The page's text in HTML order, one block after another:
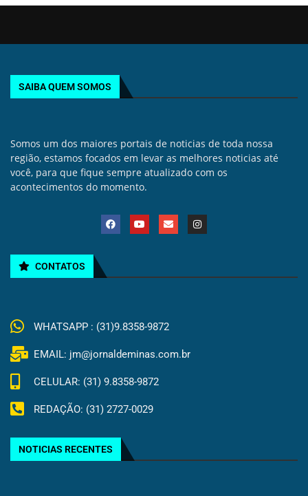
SAIBA QUEM SOMOS
Somos um dos maiores portais de noticias de toda nossa
região, estamos focados em levar as melhores noticias até
você, para que fique sempre atualizado com os
acontecimentos do momento.
CONTATOS
WHATSAPP : (31)9.8358-9872
EMAIL: jm@jornaldeminas.com.br
CELULAR: (31) 9.8358-9872
REDAÇÃO: (31) 2727-0029
NOTICIAS RECENTES